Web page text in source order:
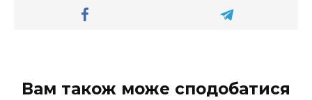
Вам також може сподобатися